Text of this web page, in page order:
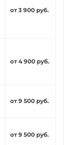
от 3 900 руб.
от 4 900 руб.
от 9 500 руб.
от 9 500 руб.